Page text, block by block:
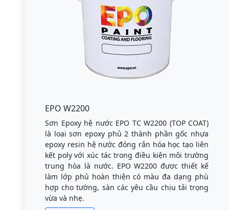
EPO W2200
Sơn Epoxy hệ nước EPO TC W2200 (TOP COAT)
là loại sơn epoxy phủ 2 thành phần gốc nhựa
epoxy resin hệ nước đóng rắn hóa học tạo liên
kết poly với xúc tác trong điều kiện môi trường
trung hòa là nước. EPO W2200 được thiết kế
làm lớp phủ hoàn thiện có màu đa dạng phù
hợp cho tường, sàn các yêu cầu chịu tải trọng
vừa và nhẹ.